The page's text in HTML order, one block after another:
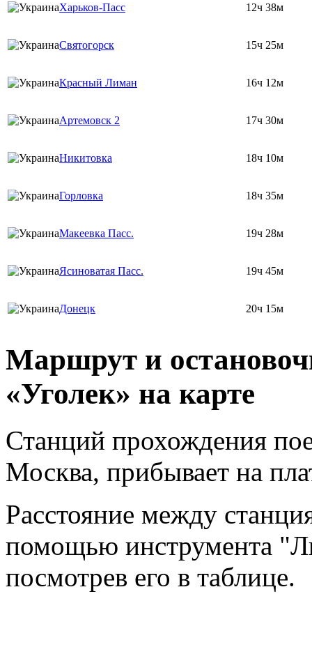
Харьков-Пасс 12ч 38м
Святогорск 15ч 25м
Красный Лиман 16ч 12м
Артемовск 2 17ч 30м
Никитовка 18ч 10м
Горловка 18ч 35м
Макеевка Пасс. 19ч 28м
Ясиноватая Пасс. 19ч 45м
Донецк 20ч 15м
Маршрут и
«Уголек» на карте
Станций прохождения
Москва, прибывает на
Расстояние между
помощью инструмента
посмотрев его в таблице.